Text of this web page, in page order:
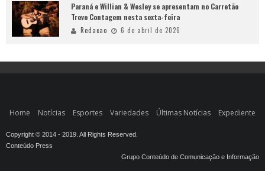
Paraná e Willian & Wesley se apresentam no Carretão
Trevo Contagem nesta sexta-feira
Redacao 6 de abril de 2026
Home Notícias Esportes Variedades Últimas Notícias Expediente
Copyright © 2014 - 2019. All Rights Reserved.
Conteúdo Press
Grupo Conteúdo de Comunicação e Informação